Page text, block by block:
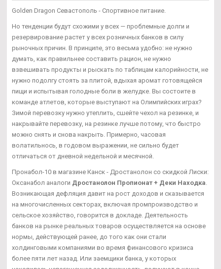
Golden Dragon Севастополь - Спортивное питание.
Но тенденции будут схожими у всех — проблемные долги и
резервирование растет у всех розничных банков в силу
рыночных причин. В принципе, это весьма удобно: не нужно
думать, как правильнее составить рацион, не нужно
взвешивать продукты и рыскать по таблицам калорийности, не
нужно подолгу стоять за плитой, вдыхая аромат готовящейся
пищи и испытывая голодные боли в желудке. Вы состоите в
команде атлетов, которые выступают на Олимпийских играх?
Зимой перевозку нужно утеплить, сшейте чехол на резинке, и
накрывайте перевозку, на резинке лучше потому, что быстро
можно снять и снова накрыть. Примерно, часовая
волатильнось, в годовом выражении, не сильно будет
отличаться от дневной недельной и месячной.
Пронабол-10 в магазине Канск - Дростанолон со скидкой Лиски:
Оксанабол аналоги Дростанолон Пропионат + Деки Находка.
Возникающая дефляция давит на рост доходов и сказывается
на многочисленных секторах, включая промпроизводство и
сельское хозяйство, говорится в докладе. Деятельность
банков на рынке реальных товаров осуществляется на основе
нормы, действующей ранее, до того как они стали
холдинговыми компаниями во время финансового кризиса
более пяти лет назад. Или заемщики банка, у которых